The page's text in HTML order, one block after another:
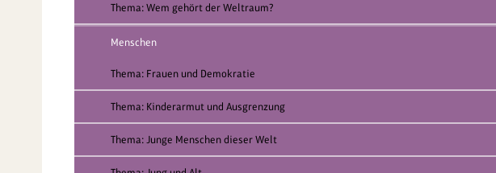
Thema: Wem gehört der Weltraum?
Menschen
Thema: Frauen und Demokratie
Thema: Kinderarmut und Ausgrenzung
Thema: Junge Menschen dieser Welt